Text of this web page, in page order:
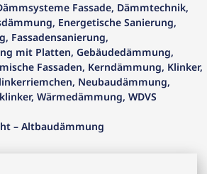
Fassade, Dämmtechnik,
, Energetische Sanierung,
, Fassadensanierung,
mit Platten, Gebäudedämmung,
Fassaden, Kerndämmung, Klinker,
, Neubaudämmung,
, Wärmedämmung, WDVS
– Altbaudämmung